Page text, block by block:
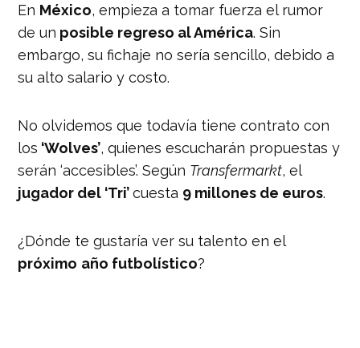
— «El Jefe» Águila (@ElJefeAguila)
May 20, 2023
En México, empieza a tomar fuerza el rumor
de un posible regreso al América. Sin
embargo, su fichaje no sería sencillo, debido a
su alto salario y costo.
No olvidemos que todavía tiene contrato con
los ‘Wolves’, quienes escucharán propuestas y
serán ‘accesibles’. Según Transfermarkt, el
jugador del ‘Tri’cuesta 9 millones de euros.
¿Dónde te gustaría ver su talento en el
próximo año futbolístico?